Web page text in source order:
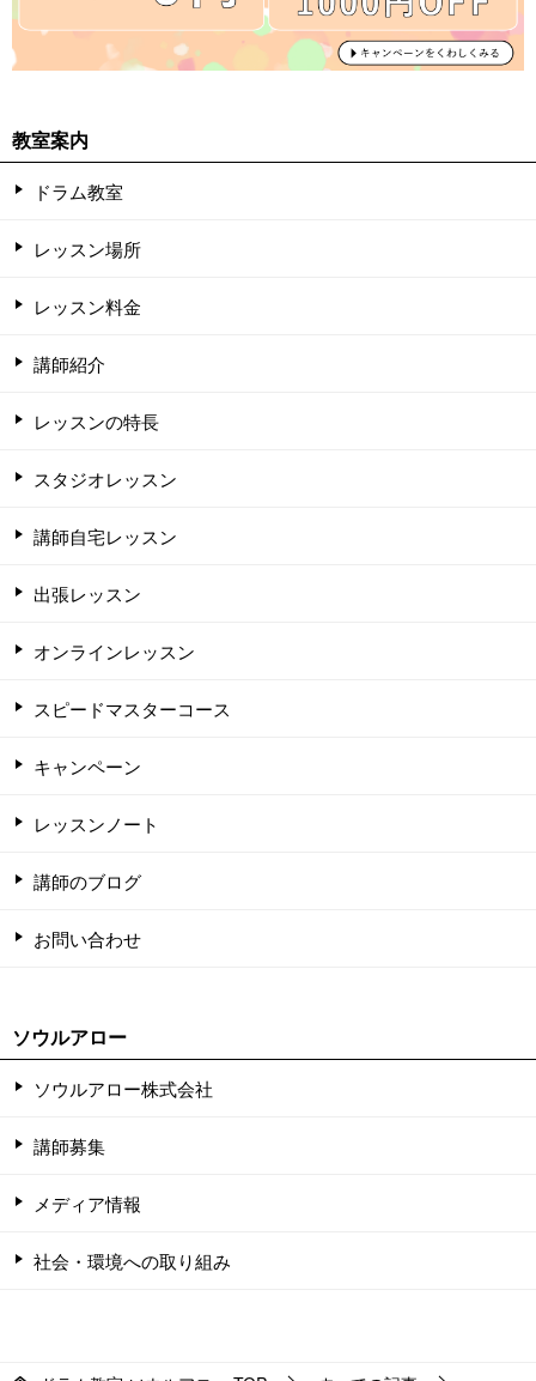
教室案内
ドラム教室
レッスン場所
レッスン料金
講師紹介
レッスンの特長
スタジオレッスン
講師自宅レッスン
出張レッスン
オンラインレッスン
スピードマスターコース
キャンペーン
レッスンノート
講師のブログ
お問い合わせ
ソウルアロー
ソウルアロー株式会社
講師募集
メディア情報
社会・環境への取り組み